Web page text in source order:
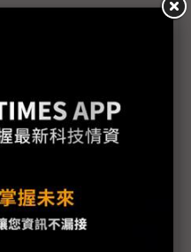
大展 首展AI感測機器
廠
台北國際自動化展攜
案